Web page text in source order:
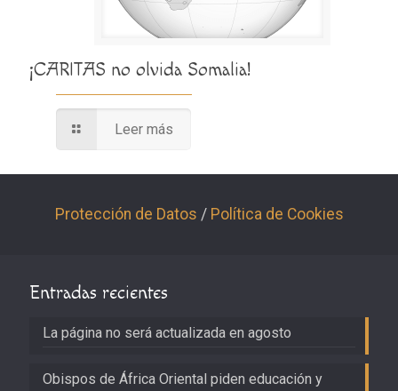
¡CARITAS no olvida Somalia!
Leer más
Protección de Datos / Política de Cookies
Entradas recientes
La página no será actualizada en agosto
Obispos de África Oriental piden educación y